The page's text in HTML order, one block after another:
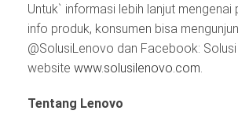
Untuk` informasi lebih lanjut mengenai
info produk, konsumen bisa
@SolusiLenovo dan Facebook:
website www.solusilenovo.com
Tentang Lenovo